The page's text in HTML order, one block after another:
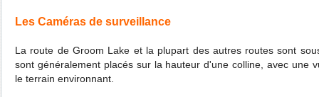
Les Caméras de surveillance
La route de Groom Lake et la plupart des autres routes sont
sont généralement placés sur la hauteur d'une colline, avec une
le terrain environnant.